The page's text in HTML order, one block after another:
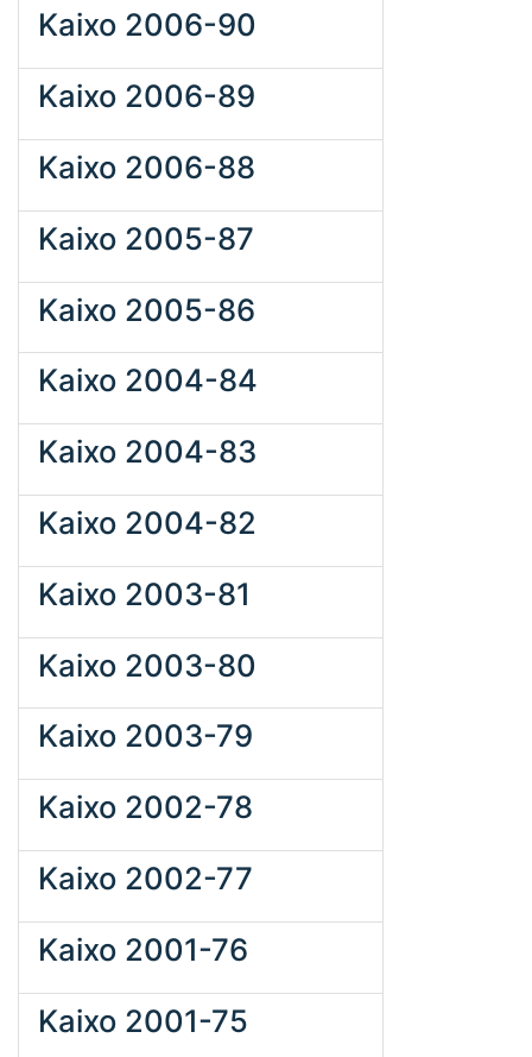
Kaixo 2006-90
Kaixo 2006-89
Kaixo 2006-88
Kaixo 2005-87
Kaixo 2005-86
Kaixo 2004-84
Kaixo 2004-83
Kaixo 2004-82
Kaixo 2003-81
Kaixo 2003-80
Kaixo 2003-79
Kaixo 2002-78
Kaixo 2002-77
Kaixo 2001-76
Kaixo 2001-75